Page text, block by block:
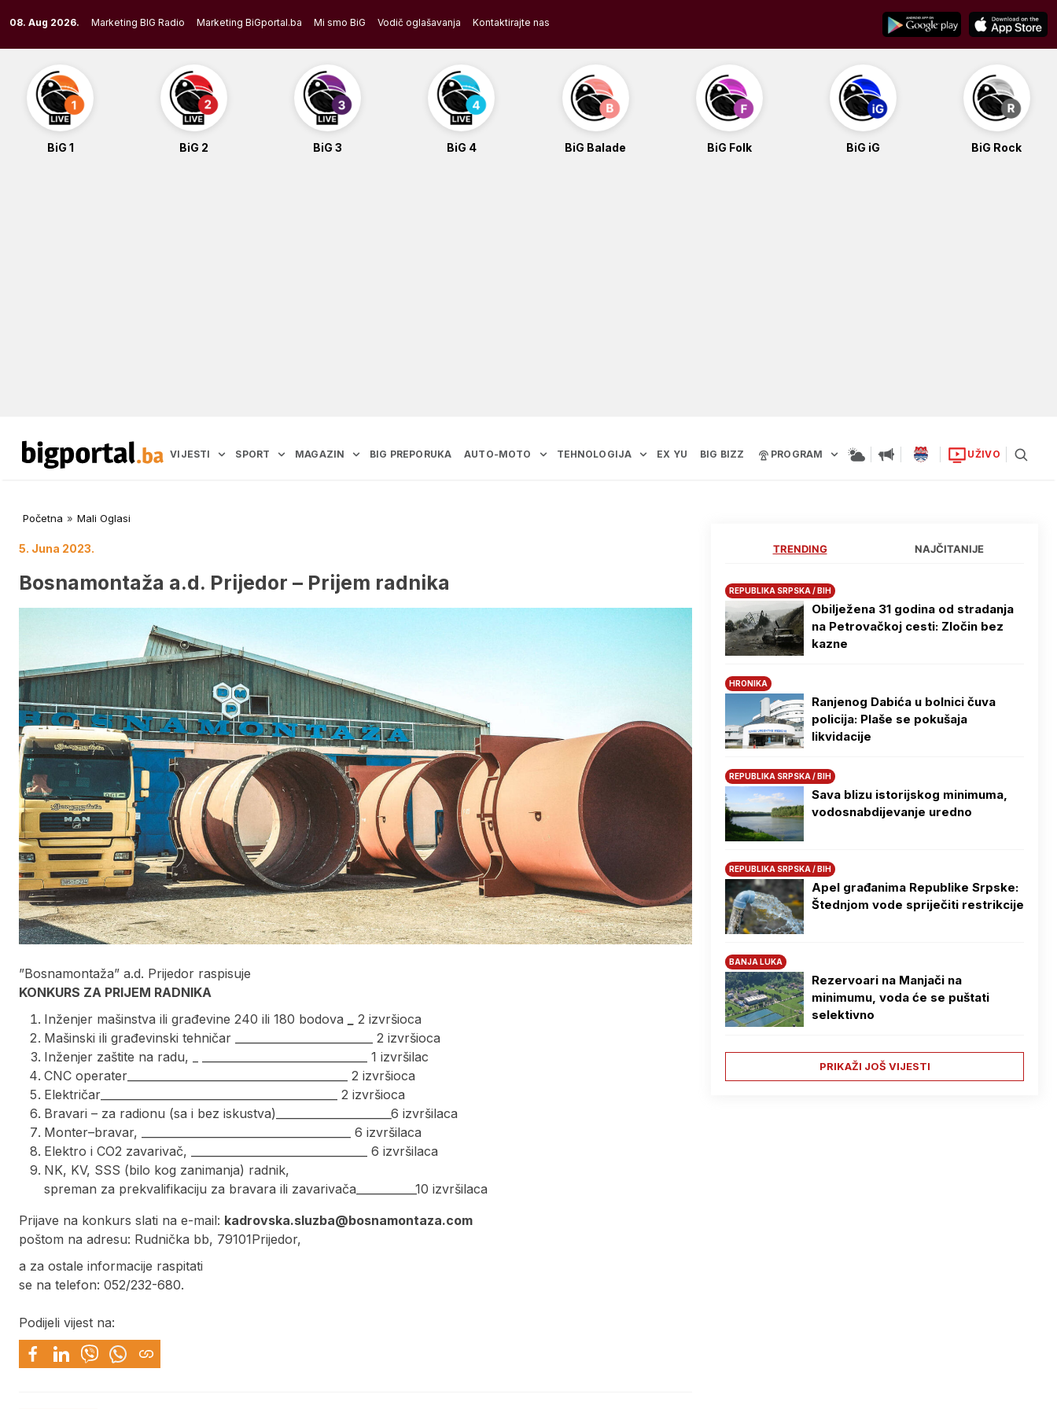
to
content
08. Aug 2026. Marketing BIG Radio Marketing BiGportal.ba Mi smo BiG Vodič oglašavanja Kontaktirajte nas
BiG 1 BiG 2 BiG 3 BiG 4 BiG Balade BiG Folk BiG iG BiG Rock
VIJESTI SPORT MAGAZIN BIG PREPORUKA AUTO-MOTO TEHNOLOGIJA EX YU BIG BIZZ PROGRAM UŽIVO
Početna » Mali Oglasi
5. Juna 2023.
Bosnamontaža a.d. Prijedor – Prijem radnika
”Bosnamontaža” a.d. Prijedor raspisuje
KONKURS ZA PRIJEM RADNIKA
Inženjer mašinstva ili građevine 240 ili 180 bodova
2 izvršioca
Mašinski ili građevinski tehničar _________________________ 2 izvršioca
Inženjer zaštite na radu, _ ______________________________ 1 izvršilac
CNC operater________________________________________ 2 izvršioca
Električar___________________________________________ 2 izvršioca
Bravari – za radionu (sa i bez iskustva)_____________________6 izvršilaca
Monter–bravar, ______________________________________ 6 izvršilaca
Elektro i CO2 zavarivač, ________________________________ 6 izvršilaca
NK, KV, SSS (bilo kog zanimanja) radnik,
spreman za prekvalifikaciju za bravara ili zavarivača___________10 izvršilaca
Prijave na konkurs slati na e-mail: kadrovska.sluzba@bosnamontaza.com
poštom na adresu: Rudnička bb, 79101Prijedor,
a za ostale informacije raspitati
se na telefon: 052/232-680.
Podijeli vijest na:
TRENDING NAJČITANIJE
REPUBLIKA SRPSKA / BIH
Obilježena 31 godina od stradanja
na Petrovačkoj cesti: Zločin bez
kazne
HRONIKA
Ranjenog Dabića u bolnici čuva
policija: Plaše se pokušaja
likvidacije
REPUBLIKA SRPSKA / BIH
Sava blizu istorijskog minimuma,
vodosnabdijevanje uredno
REPUBLIKA SRPSKA / BIH
Apel građanima Republike Srpske:
Štednjom vode spriječiti restrikcije
BANJA LUKA
Rezervoari na Manjači na
minimumu, voda će se puštati
selektivno
PRIKAŽI JOŠ VIJESTI